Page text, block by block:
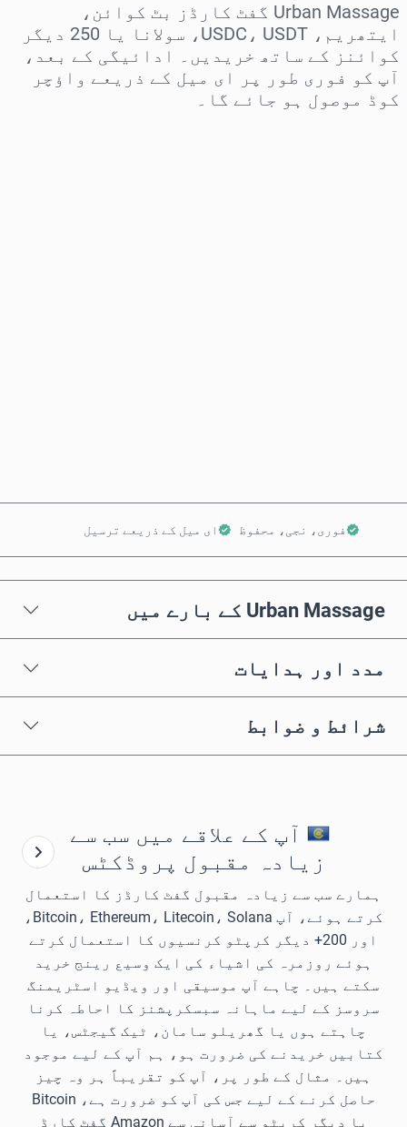
Urban Massage گفٹ کارڈز بٹ کوائن،
ایتھریم، USDC، USDT، سولانا یا 250 دیگر
کوائنز کے ساتھ خریدیں۔ ادائیگی کے بعد،
آپ کو فوری طور پر ای میل کے ذریعے واؤچر
کوڈ موصول ہو جائے گا۔
فوری، نجی، محفوظ ای میل کے ذریعے ترسیل
Urban Massage کے بارے میں
مدد اور ہدایات
شرائط و ضوابط
آپ کے علاقے میں سب سے
زیادہ مقبول پروڈکٹس
ہمارے سب سے زیادہ مقبول گفٹ کارڈز کا استعمال
کرتے ہوئے، آپ Bitcoin، Ethereum، Litecoin، Solana،
اور 200+ دیگر کرپٹو کرنسیوں کا استعمال کرتے
ہوئے روزمرہ کی اشیاء کی ایک وسیع رینج خرید
سکتے ہیں۔ چاہے آپ موسیقی اور ویڈیو اسٹریمنگ
سروسز کے لیے ماہانہ سبسکرپشنز کا احاطہ کرنا
چاہتے ہوں یا گھریلو سامان، ٹیک گیجٹس، یا
کتابیں خریدنے کی ضرورت ہو، ہم آپ کے لیے موجود
ہیں۔ مثال کے طور پر، آپ کو تقریباً ہر وہ چیز
حاصل کرنے کے لیے جس کی آپ کو ضرورت ہے، Bitcoin
یا دیگر کرپٹو سے آسانی سے Amazon گفٹ کارڈ